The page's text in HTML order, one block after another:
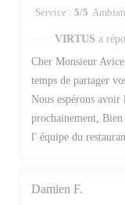
Service : 5/5
VIRTUS a
Cher Monsieur
temps de partager
Nous espérons
prochainement,
l' équipe du
Damien F